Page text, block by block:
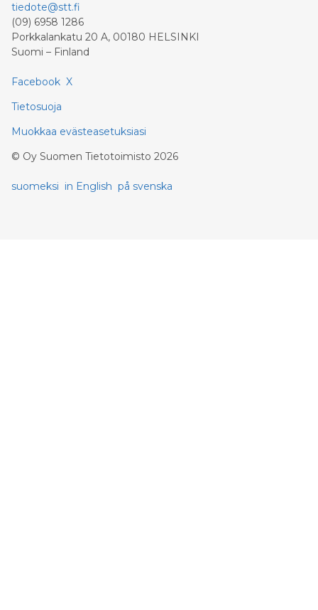
tiedote@stt.fi
(09) 6958 1286
Porkkalankatu 20 A, 00180 HELSINKI
Suomi – Finland
Facebook X
Tietosuoja
Muokkaa evästeasetuksiasi
© Oy Suomen Tietotoimisto 2026
suomeksi in English på svenska